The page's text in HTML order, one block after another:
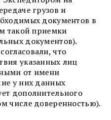
грузов и
документов в
такой приемки
документов).
что
указанных лиц
от имени
у них данных
дополнительного
числе доверенностью).